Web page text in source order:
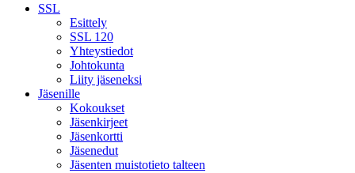
SSL
Esittely
SSL 120
Yhteystiedot
Johtokunta
Liity jäseneksi
Jäsenille
Kokoukset
Jäsenkirjeet
Jäsenkortti
Jäsenedut
Jäsenten muistotieto talteen